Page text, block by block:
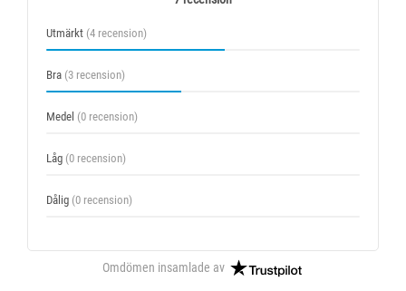
Utmärkt (4 recension)
Bra (3 recension)
Medel (0 recension)
Låg (0 recension)
Dålig (0 recension)
Omdömen insamlade av